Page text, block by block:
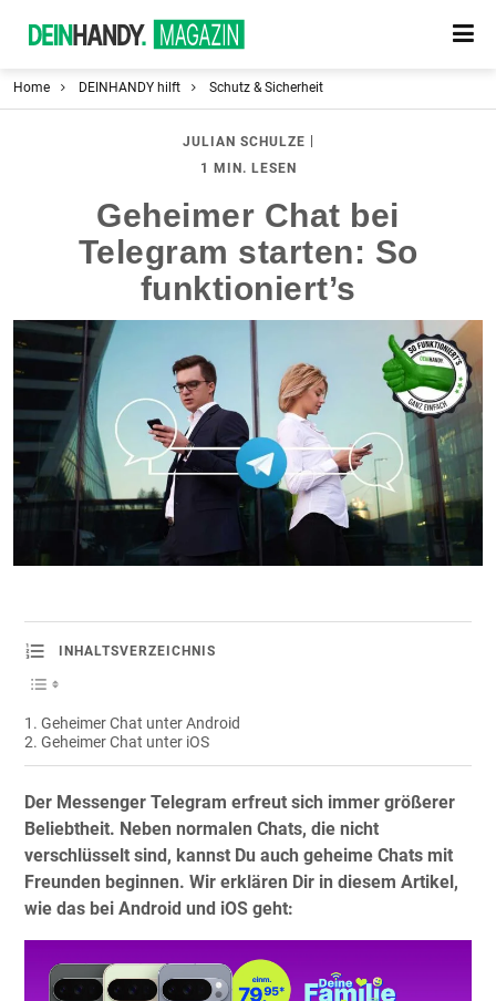
Home DEINHANDY hilft Schutz & Sicherheit
JULIAN SCHULZE
1 MIN. LESEN
Geheimer Chat bei
Telegram starten: So
funktioniert’s
INHALTSVERZEICHNIS
Geheimer Chat unter Android
Geheimer Chat unter iOS
Der Messenger Telegram erfreut sich immer größerer
Beliebtheit. Neben normalen Chats, die nicht
verschlüsselt sind, kannst Du auch geheime Chats mit
Freunden beginnen. Wir erklären Dir in diesem Artikel,
wie das bei Android und iOS geht: